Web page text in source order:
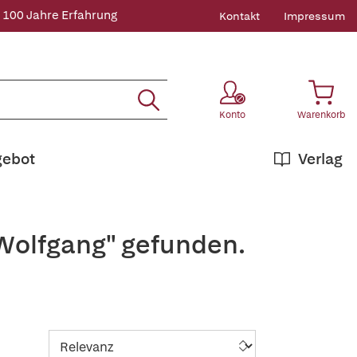
100 Jahre Erfahrung Kontakt Impressum
Konto Warenkorb
Verlag
gefunden.